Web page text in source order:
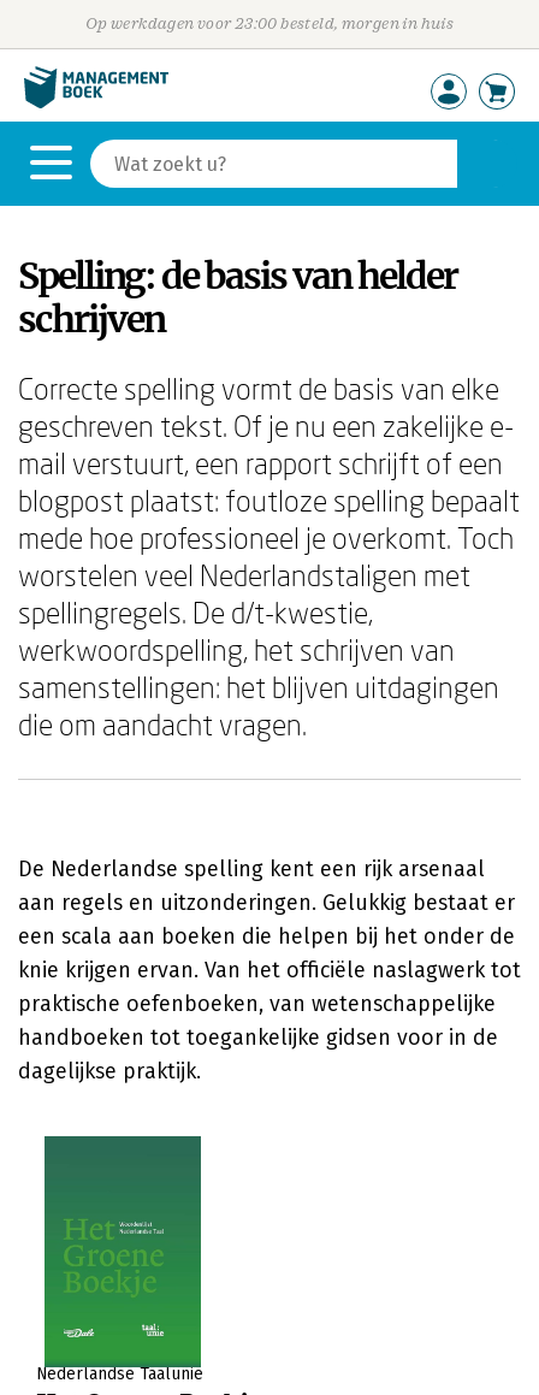
Op werkdagen voor 23:00 besteld, morgen in huis
Spelling: de basis van helder
schrijven
Correcte spelling vormt de basis van elke
geschreven tekst. Of je nu een zakelijke e-
mail verstuurt, een rapport schrijft of een
blogpost plaatst: foutloze spelling bepaalt
mede hoe professioneel je overkomt. Toch
worstelen veel Nederlandstaligen met
spellingregels. De d/t-kwestie,
werkwoordspelling, het schrijven van
samenstellingen: het blijven uitdagingen
die om aandacht vragen.
De Nederlandse spelling kent een rijk arsenaal
aan regels en uitzonderingen. Gelukkig bestaat er
een scala aan boeken die helpen bij het onder de
knie krijgen ervan. Van het officiële naslagwerk tot
praktische oefenboeken, van wetenschappelijke
handboeken tot toegankelijke gidsen voor in de
dagelijkse praktijk.
Nederlandse Taalunie